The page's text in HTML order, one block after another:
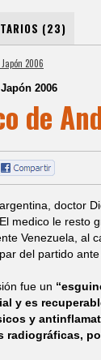
(23)
2006
2006
de
doctor
medico le resto
Venezuela, al
del partido
fue un
y es
y
radiográficas,